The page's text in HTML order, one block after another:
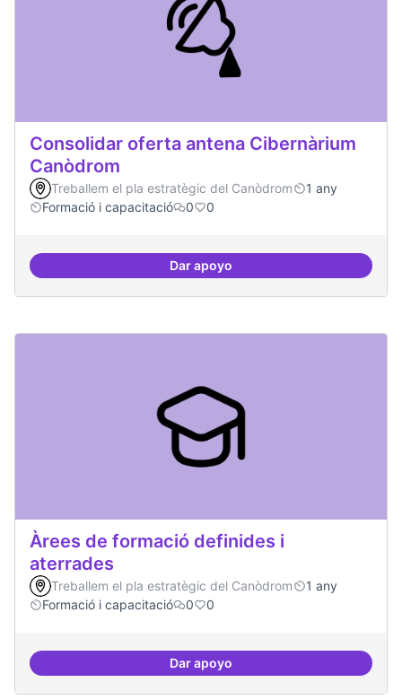
Consolidar oferta antena Cibernàrium
Canòdrom
Treballem el pla estratègic del Canòdrom
1 any
Formació i capacitació
0 0
Dar apoyoConsolidar oferta antena
Àrees de formació definides i
aterrades
Treballem el pla estratègic del Canòdrom
1 any
Formació i capacitació
0 0
Dar apoyoÀrees de formació definides i